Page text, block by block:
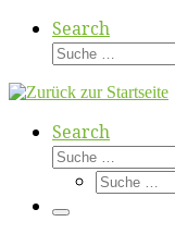
Search
Suche
Search
Suche
Suche
Menü